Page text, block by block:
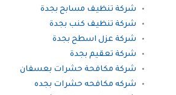
شركة تنظيف مسابح بجدة
شركة تنظيف كنب بجدة
شركة عزل اسطح بجدة
شركة تعقيم بجدة
شركة مكافحة حشرات بعسفان
شركه مكافحه حشرات بجده